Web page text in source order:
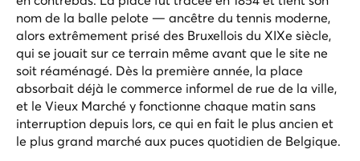
nom de la balle pelote — ancêtre du tennis moderne,
alors extrêmement prisé des Bruxellois du XIXe siècle,
qui se jouait sur ce terrain même avant que le site ne
soit réaménagé. Dès la première année, la place
absorbait déjà le commerce informel de rue de la ville,
et le Vieux Marché y fonctionne chaque matin sans
interruption depuis lors, ce qui en fait le plus ancien et
le plus grand marché aux puces quotidien de Belgique.